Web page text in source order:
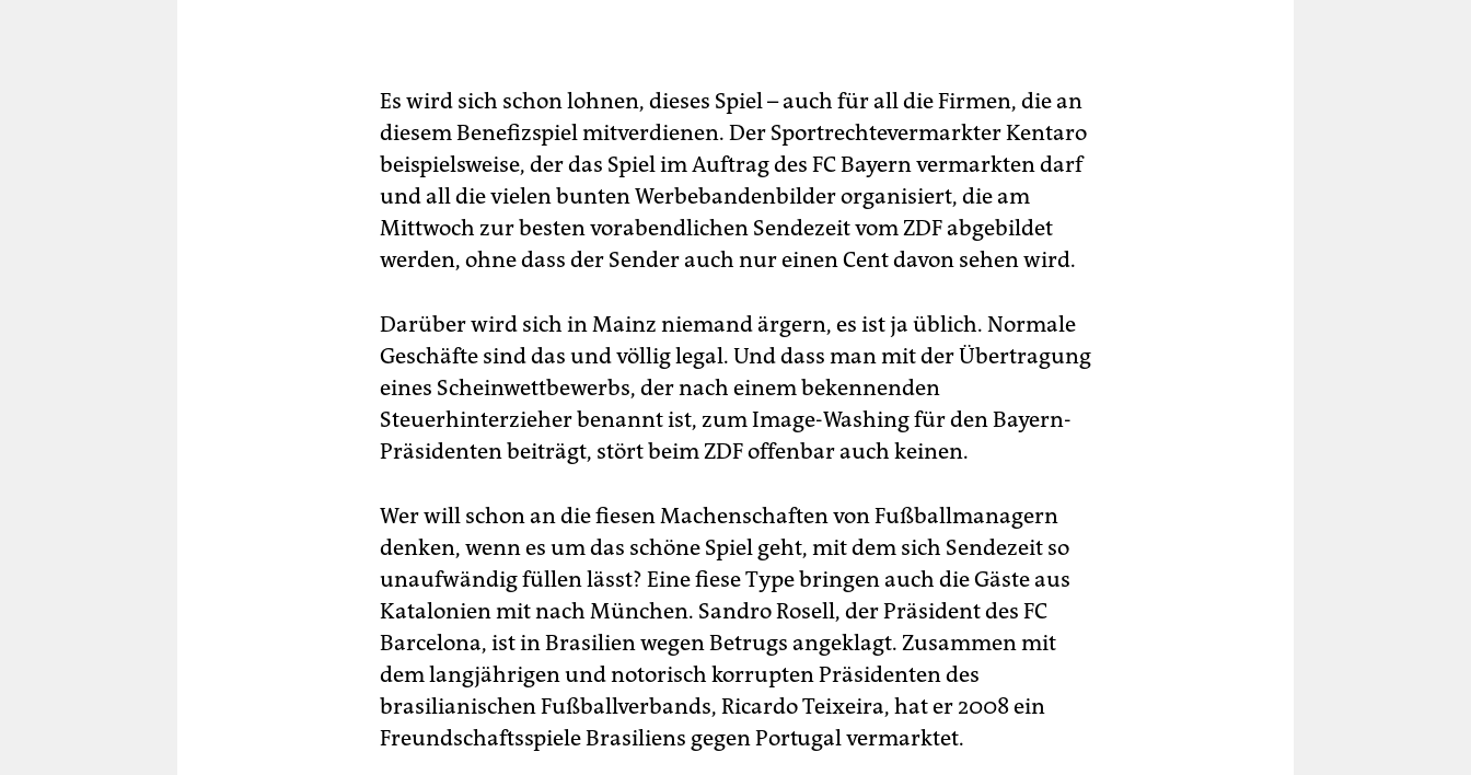
Es wird sich schon lohnen, dieses Spiel – auch für all die Firmen, die an
diesem Benefizspiel mitverdienen. Der Sportrechtevermarkter Kentaro
beispielsweise, der das Spiel im Auftrag des FC Bayern vermarkten darf
und all die vielen bunten Werbebandenbilder organisiert, die am
Mittwoch zur besten vorabendlichen Sendezeit vom ZDF abgebildet
werden, ohne dass der Sender auch nur einen Cent davon sehen wird.
Darüber wird sich in Mainz niemand ärgern, es ist ja üblich. Normale
Geschäfte sind das und völlig legal. Und dass man mit der Übertragung
eines Scheinwettbewerbs, der nach einem bekennenden
Steuerhinterzieher benannt ist, zum Image-Washing für den Bayern-
Präsidenten beiträgt, stört beim ZDF offenbar auch keinen.
Wer will schon an die fiesen Machenschaften von Fußballmanagern
denken, wenn es um das schöne Spiel geht, mit dem sich Sendezeit so
unaufwändig füllen lässt? Eine fiese Type bringen auch die Gäste aus
Katalonien mit nach München. Sandro Rosell, der Präsident des FC
Barcelona, ist in Brasilien wegen Betrugs angeklagt. Zusammen mit
dem langjährigen und notorisch korrupten Präsidenten des
brasilianischen Fußballverbands, Ricardo Teixeira, hat er 2008 ein
Freundschaftsspiele Brasiliens gegen Portugal vermarktet.